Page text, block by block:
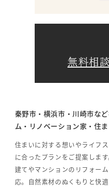
無料相
秦野市・横浜市・川崎市な
ム・リノベーション家・住
住まいに対する想いやライフ
に合ったプランをご提案しま
建てやマンションのリフォー
応。自然素材のぬくもりと快